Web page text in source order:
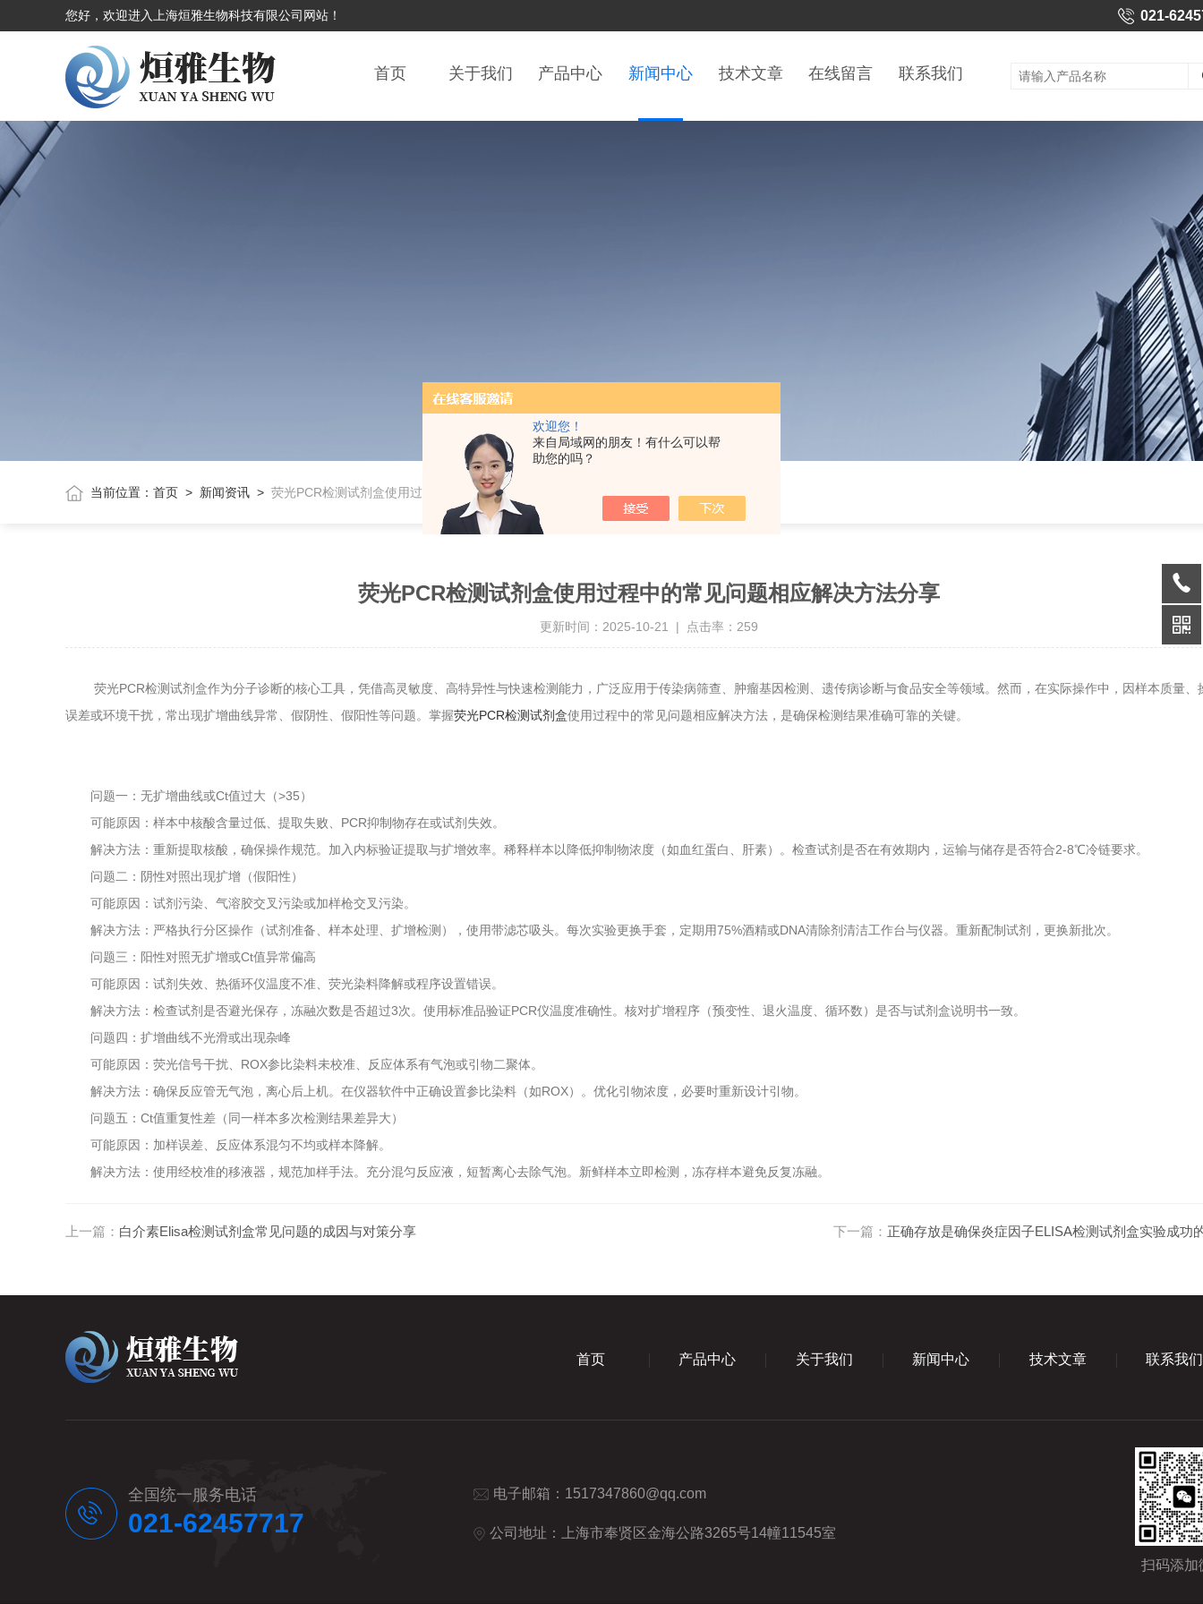
欢迎您！
来自局域网的朋友！有什么可以帮
助您的吗？
您好，欢迎进入上海烜雅生物科技有限公司网站！ 021-
首页 关于我们 产品中心 新闻中心 技术文章 在线留言 联系我们
当前位置： 首页> 新闻资讯> 荧光PCR检测试剂盒使用过程中的常见问题相应解决方法分享
荧光PCR检测试剂盒使用过程中的常见问题相应解决方法分享
更新时间：2025-10-21 | 点击率：259
荧光PCR检测试剂盒作为分子诊断的核心工具，凭借高灵敏度、高特异性与快速检测能力，广泛应用于传染病筛查、肿瘤基因检测、遗传病诊断与食品安全等领域。然而，在实际操作中，因样本质量、
误差或环境干扰，常出现扩增曲线异常、假阴性、假阳性等问题。掌握荧光PCR检测试剂盒使用过程中的常见问题相应解决方法，是确保检测结果准确可靠的关键。
问题一：无扩增曲线或Ct值过大（>35）
可能原因：样本中核酸含量过低、提取失败、PCR抑制物存在或试剂失效。
解决方法：重新提取核酸，确保操作规范。加入内标验证提取与扩增效率。稀释样本以降低抑制物浓度（如血红蛋白、肝素）。检查试剂是否在有效期内，运输与储存是否符合2-8℃冷链要求。
问题二：阴性对照出现扩增（假阳性）
可能原因：试剂污染、气溶胶交叉污染或加样枪交叉污染。
解决方法：严格执行分区操作（试剂准备、样本处理、扩增检测），使用带滤芯吸头。每次实验更换手套，定期用75%酒精或DNA清除剂清洁工作台与仪器。重新配制试剂，更换新批次。
问题三：阳性对照无扩增或Ct值异常偏高
可能原因：试剂失效、热循环仪温度不准、荧光染料降解或程序设置错误。
解决方法：检查试剂是否避光保存，冻融次数是否超过3次。使用标准品验证PCR仪温度准确性。核对扩增程序（预变性、退火温度、循环数）是否与试剂盒说明书一致。
问题四：扩增曲线不光滑或出现杂峰
可能原因：荧光信号干扰、ROX参比染料未校准、反应体系有气泡或引物二聚体。
解决方法：确保反应管无气泡，离心后上机。在仪器软件中正确设置参比染料（如ROX）。优化引物浓度，必要时重新设计引物。
问题五：Ct值重复性差（同一样本多次检测结果差异大）
可能原因：加样误差、反应体系混匀不均或样本降解。
解决方法：使用经校准的移液器，规范加样手法。充分混匀反应液，短暂离心去除气泡。新鲜样本立即检测，冻存样本避免反复冻融。
上一篇： 白介素Elisa检测试剂盒常见问题的成因与对策分享 下一篇： 正确存放是确保炎症因子ELISA检测试剂盒实验成功
首页 产品中心 关于我们 新闻中心 技术文章 联系我们
全国统一服务电话
021-62457717
电子邮箱： 1517347860@qq.com
公司地址：上海市奉贤区金海公路3265号14幢11545室
扫码添加